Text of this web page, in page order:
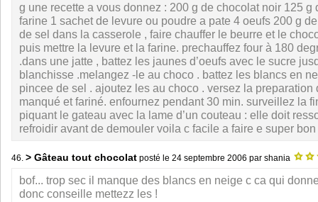
g une recette a vous donnez : 200 g de chocolat noir 125 g
farine 1 sachet de levure ou poudre a pate 4 oeufs 200 g
de sel dans la casserole , faire chauffer le beurre et le
puis mettre la levure et la farine. prechauffez four à 180
.dans une jatte , battez les jaunes d’oeufs avec le sucre
blanchisse .melangez -le au choco . battez les blancs en
pincee de sel . ajoutez les au choco . versez la preparation
manqué et fariné. enfournez pendant 30 min. surveillez la
piquant le gateau avec la lame d’un couteau : elle doit
refroidir avant de demouler voila c facile a faire e super
46. > Gâteau tout chocolat posté le 24 septembre 2006 par shania
bof... trop sec il manque des blancs en neige c ca qui
donc conseille mettezz les !